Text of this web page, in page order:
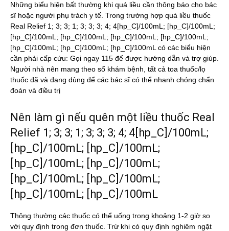
Những biểu hiện bất thường khi quá liều cần thông báo cho bác
sĩ hoặc người phụ trách y tế. Trong trường hợp quá liều thuốc
Real Relief 1; 3; 3; 1; 3; 3; 3; 4; 4[hp_C]/100mL; [hp_C]/100mL;
[hp_C]/100mL; [hp_C]/100mL; [hp_C]/100mL; [hp_C]/100mL;
[hp_C]/100mL; [hp_C]/100mL; [hp_C]/100mL có các biểu hiện
cần phải cấp cứu: Gọi ngay 115 để được hướng dẫn và trợ giúp.
Người nhà nên mang theo sổ khám bệnh, tất cả toa thuốc/lọ
thuốc đã và đang dùng để các bác sĩ có thể nhanh chóng chẩn
đoán và điều trị
Nên làm gì nếu quên một liều thuốc Real
Relief 1; 3; 3; 1; 3; 3; 3; 4; 4[hp_C]/100mL;
[hp_C]/100mL; [hp_C]/100mL;
[hp_C]/100mL; [hp_C]/100mL;
[hp_C]/100mL; [hp_C]/100mL;
[hp_C]/100mL; [hp_C]/100mL
Thông thường các thuốc có thể uống trong khoảng 1-2 giờ so
với quy định trong đơn thuốc. Trừ khi có quy định nghiêm ngặt